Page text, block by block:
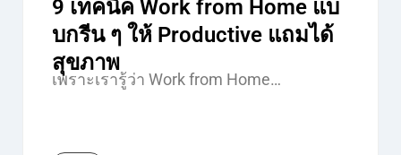
9 เทคนิค Work from Home แบ
บกรีน ๆ ให้ Productive แถมได้
สุขภาพ
เพราะเรารู้ว่า Work from Home…